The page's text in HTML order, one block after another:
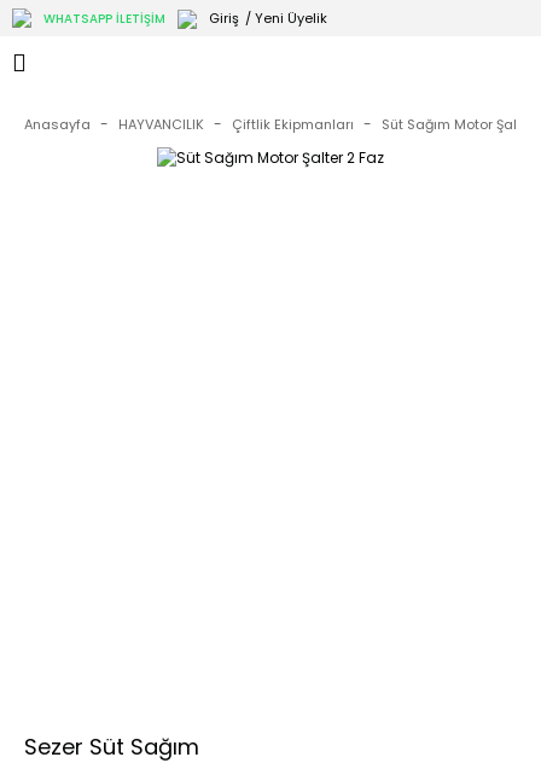
WHATSAPP İLETİŞİM Giriş / Yeni Üyelik
Anasayfa HAYVANCILIK Çiftlik Ekipmanları Süt Sağım Motor Şalter
Sezer Süt Sağım